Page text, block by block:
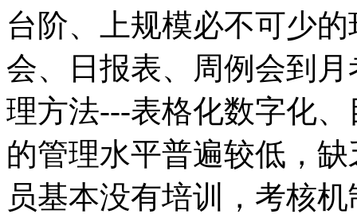
台阶、上规模必不可少
会、日报表、周例会到
理方法---表格化数字化
的管理水平普遍较低，
员基本没有培训，考核